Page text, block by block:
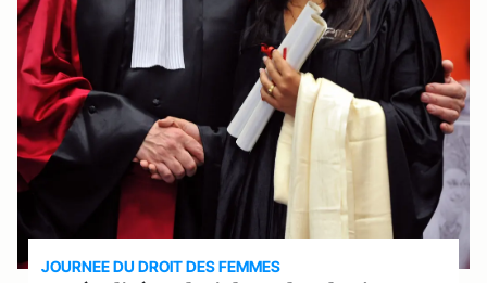
JOURNEE DU DROIT DES FEMMES